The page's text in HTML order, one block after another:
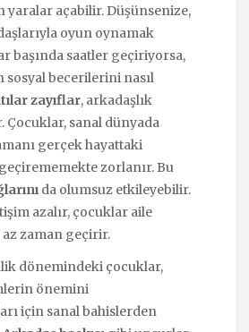
yaralar açabilir. Düşünsenize,
oyun oynamak
başında saatler geçiriyorsa,
becerilerini nasıl
zayıflar, arkadaşlık
Çocuklar, sanal dünyada
gerçek hayattaki
zorlanır. Bu
da olumsuz etkileyebilir.
azalır, çocuklar aile
zaman geçirir.
dönemindeki çocuklar,
önemini
için sanal bahislerden